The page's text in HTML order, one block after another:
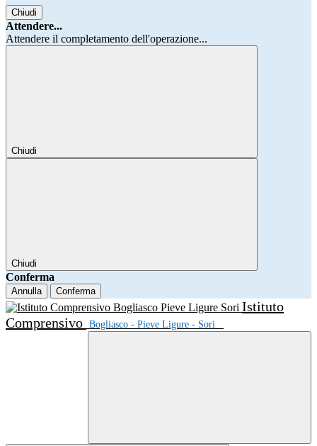
Chiudi
Attendere...
Attendere il completamento dell'operazione...
Chiudi
Chiudi
Conferma
Annulla Conferma
Istituto
Comprensivo Bogliasco - Pieve Ligure - Sori